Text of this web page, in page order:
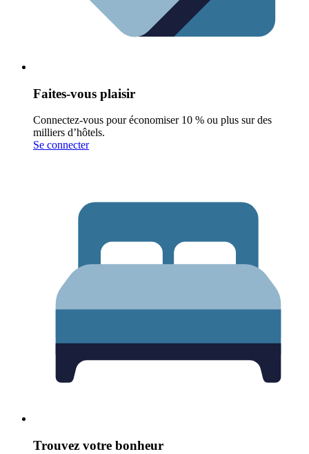
Faites-vous plaisir
Connectez-vous pour économiser 10 % ou plus sur des
milliers d’hôtels.
Se connecter
Trouvez votre bonheur